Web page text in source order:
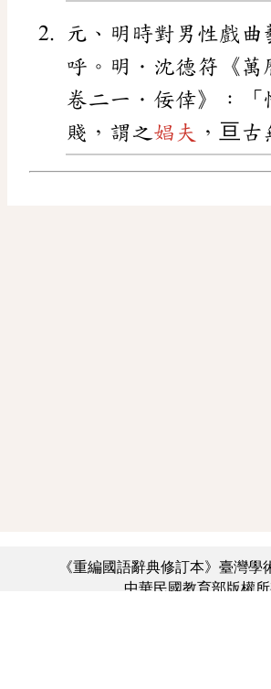
元、明時對男性戲曲
呼。明．沈德符《萬
卷二一．佞倖》：「
賤，謂之 娼夫 ，亘古
《重編國語辭典修訂本》臺灣學
中華民國教育部版權